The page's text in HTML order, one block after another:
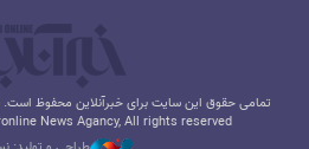
تمامی حقوق این سایت برای خبرآنلاین محفوظ است.
News Agancy, All rights reserved